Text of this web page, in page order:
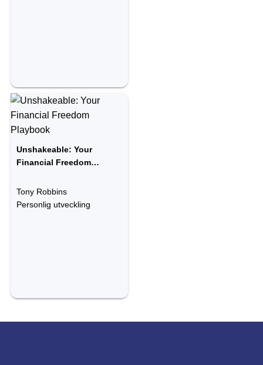
Unshakeable: Your
Financial Freedom
Tony Robbins
Personlig utveckling